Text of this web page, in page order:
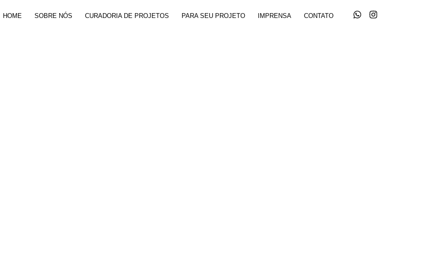
HOME SOBRE NÓS CURADORIA DE PROJETOS PARA SEU PROJETO IMPRENSA CONTATO